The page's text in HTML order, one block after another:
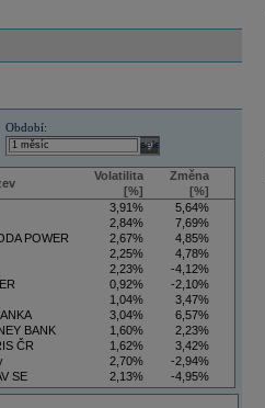
Období:
select
Volatilita
[%]
Změna
[%]
3,91%
5,64%
2,84%
7,69%
POWER
2,67%
4,85%
2,25%
4,78%
2,23%
-4,12%
0,92%
-2,10%
1,04%
3,47%
3,04%
6,57%
BANK
1,60%
2,23%
ČR
1,62%
3,42%
2,70%
-2,94%
SE
2,13%
-4,95%
4,09%
11,61%